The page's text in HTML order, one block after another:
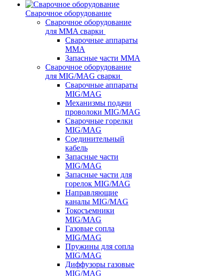
Сварочное оборудование
Сварочное оборудование
для MMA сварки
Сварочные аппараты
MMA
Запасные части MMA
Сварочное оборудование
для MIG/MAG сварки
Сварочные аппараты
MIG/MAG
Механизмы подачи
проволоки MIG/MAG
Сварочные горелки
MIG/MAG
Соединительный
кабель
Запасные части
MIG/MAG
Запасные части для
горелок MIG/MAG
Направляющие
каналы MIG/MAG
Токосъемники
MIG/MAG
Газовые сопла
MIG/MAG
Пружины для сопла
MIG/MAG
Диффузоры газовые
MIG/MAG